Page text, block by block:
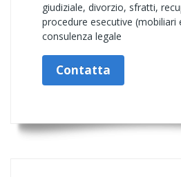
giudiziale, divorzio, sfratti,
procedure esecutive (mobiliari
consulenza legale
Contatta